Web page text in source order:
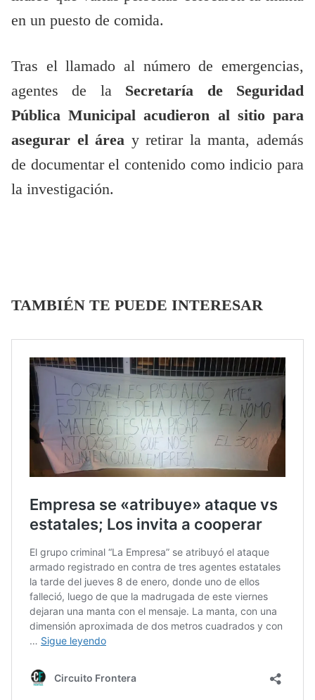
en un puesto de comida.
Tras el llamado al número de emergencias,
agentes de la Secretaría de Seguridad
Pública Municipal acudieron al sitio para
asegurar el área y retirar la manta, además
de documentar el contenido como indicio para
la investigación.
TAMBIÉN TE PUEDE INTERESAR